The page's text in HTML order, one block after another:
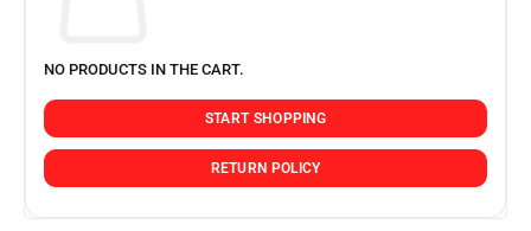
NO PRODUCTS IN THE CART.
START SHOPPING
RETURN POLICY